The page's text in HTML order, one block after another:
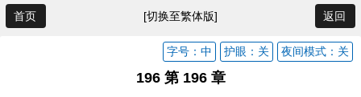
首页 [切换至繁体版] 返回
夜间模式：关
护眼：关
字号：中
196 第 196 章